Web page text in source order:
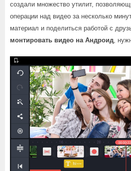
создали множество утилит,
операции над видео за несколько
материал и поделиться работой с
монтировать видео на Андроид,